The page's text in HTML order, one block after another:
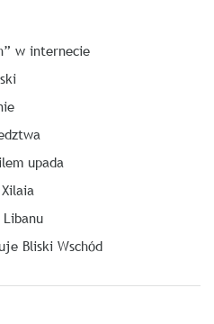
w internecie
upada
Bliski Wschód